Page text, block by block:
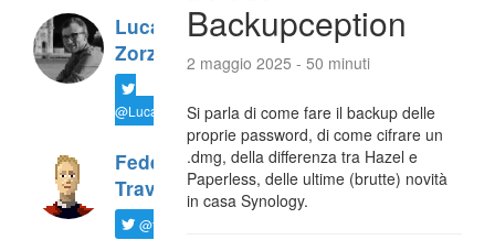
Luca
Zorzi
@LucaTNT
Federico
Travaini
@ftrava
Backupception
2 maggio 2025 - 50 minuti
Si parla di come fare il backup delle
proprie password, di come cifrare un
.dmg, della differenza tra Hazel e
Paperless, delle ultime (brutte) novità
in casa Synology.